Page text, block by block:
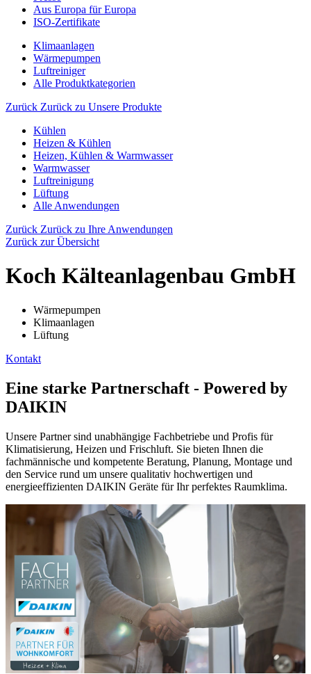
Aus Europa für Europa
ISO-Zertifikate
Klimaanlagen
Wärmepumpen
Luftreiniger
Alle Produktkategorien
Zurück Zurück zu Unsere Produkte
Kühlen
Heizen & Kühlen
Heizen, Kühlen & Warmwasser
Warmwasser
Luftreinigung
Lüftung
Alle Anwendungen
Zurück Zurück zu Ihre Anwendungen
Zurück zur Übersicht
Koch Kälteanlagenbau GmbH
Wärmepumpen
Klimaanlagen
Lüftung
Kontakt
Eine starke Partnerschaft - Powered by
DAIKIN
Unsere Partner sind unabhängige Fachbetriebe und Profis für
Klimatisierung, Heizen und Frischluft. Sie bieten Ihnen die
fachmännische und kompetente Beratung, Planung, Montage und
den Service rund um unsere qualitativ hochwertigen und
energieeffizienten DAIKIN Geräte für Ihr perfektes Raumklima.